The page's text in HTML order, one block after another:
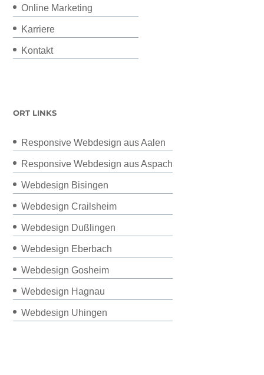
Online Marketing
Karriere
Kontakt
ORT LINKS
Responsive Webdesign aus Aalen
Responsive Webdesign aus Aspach
Webdesign Bisingen
Webdesign Crailsheim
Webdesign Dußlingen
Webdesign Eberbach
Webdesign Gosheim
Webdesign Hagnau
Webdesign Uhingen